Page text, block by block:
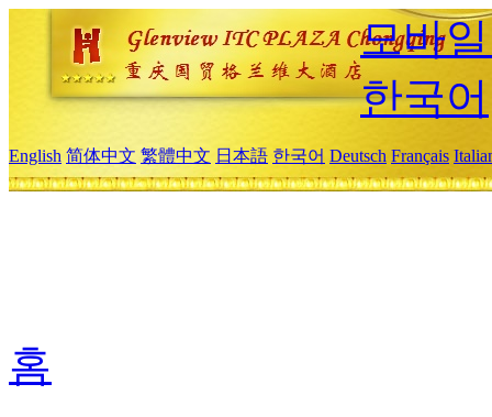
모바
한국어
English 简体中文 繁體中文 日本語 한국어 Deutsch Français
홈